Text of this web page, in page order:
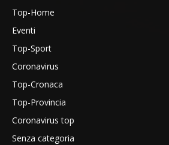
Top-Home
Eventi
Top-Sport
Coronavirus
Top-Cronaca
Top-Provincia
Coronavirus top
Senza categoria